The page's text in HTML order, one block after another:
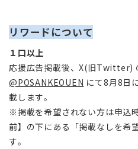
リワードについて
１口以上
応援広告掲載後、X(旧Twitter)
@POSANKEOUEN にて8月8日
載します。
※掲載を希望されない方は申込
前】の下にある「掲載なしを希
す。